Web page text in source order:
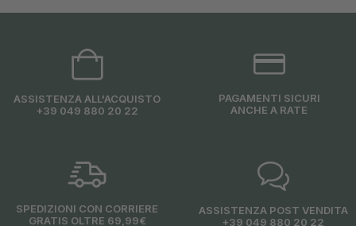
ASSISTENZA ALL'ACQUISTO
+39 049 880 20 22
PAGAMENTI SICURI
ANCHE A RATE
SPEDIZIONI CON CORRIERE
GRATIS OLTRE 69,99€
ASSISTENZA POST VENDITA
+39 049 880 20 22